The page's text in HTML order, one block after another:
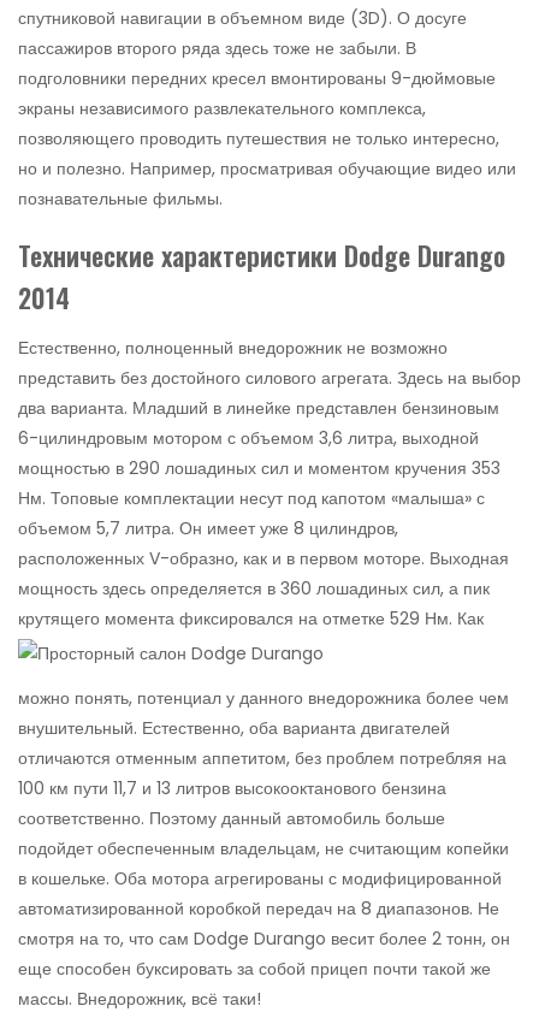
спутниковой навигации в объемном виде (3D). О досуге
пассажиров второго ряда здесь тоже не забыли. В
подголовники передних кресел вмонтированы 9-дюймовые
экраны независимого развлекательного комплекса,
позволяющего проводить путешествия не только интересно,
но и полезно. Например, просматривая обучающие видео или
познавательные фильмы.
Технические характеристики Dodge Durango
2014
Естественно, полноценный внедорожник не возможно
представить без достойного силового агрегата. Здесь на выбор
два варианта. Младший в линейке представлен бензиновым
6-цилиндровым мотором с объемом 3,6 литра, выходной
мощностью в 290 лошадиных сил и моментом кручения 353
Нм. Топовые комплектации несут под капотом «малыша» с
объемом 5,7 литра. Он имеет уже 8 цилиндров,
расположенных V-образно, как и в первом моторе. Выходная
мощность здесь определяется в 360 лошадиных сил, а пик
крутящего момента фиксировался на отметке 529 Нм. Как
можно понять, потенциал у данного внедорожника более чем
внушительный. Естественно, оба варианта двигателей
отличаются отменным аппетитом, без проблем потребляя на
100 км пути 11,7 и 13 литров высокооктанового бензина
соответственно. Поэтому данный автомобиль больше
подойдет обеспеченным владельцам, не считающим копейки
в кошельке. Оба мотора агрегированы с модифицированной
автоматизированной коробкой передач на 8 диапазонов. Не
смотря на то, что сам Dodge Durango весит более 2 тонн, он
еще способен буксировать за собой прицеп почти такой же
массы. Внедорожник, всё таки!